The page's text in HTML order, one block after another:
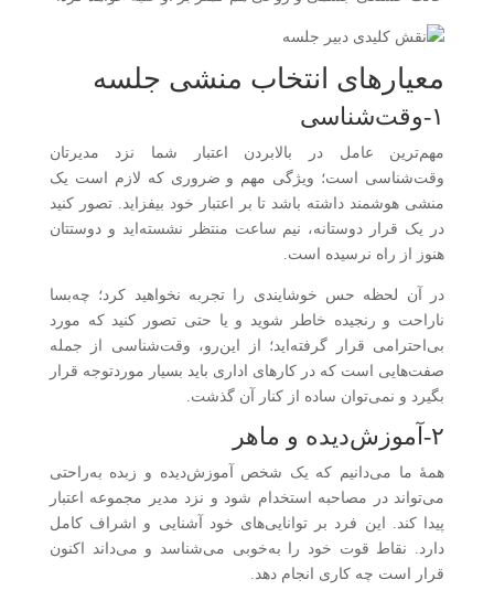
معیارهای انتخاب منشی جلسه
۱-وقت‌شناسی
مهم‌ترین عامل در بالابردن اعتبار شما نزد مدیرتان
وقت‌شناسی است؛ ویژگی مهم و ضروری که لازم است یک
منشی هوشمند داشته باشد تا بر اعتبار خود بیفزاید. تصور کنید
در یک قرار دوستانه، نیم ساعت منتظر نشسته‌اید و دوستتان
هنوز از راه نرسیده است.
در آن لحظه حس خوشایندی را تجربه نخواهید کرد؛ چه‌بسا
ناراحت و رنجیده خاطر شوید و یا حتی تصور کنید که مورد
بی‌احترامی قرار گرفته‌اید؛ از این‌رو، وقت‌شناسی از جمله
صفت‌هایی است که در کارهای اداری باید بسیار موردتوجه قرار
بگیرد و نمی‌توان ساده از کنار آن گذشت.
۲-آموزش‌دیده و ماهر
همهٔ ما می‌دانیم که یک شخص آموزش‌دیده و زبده به‌راحتی
می‌تواند در مصاحبه استخدام شود و نزد مدیر مجموعه اعتبار
پیدا کند. این فرد بر توانایی‌های خود آشنایی و اشراف کامل
دارد. نقاط قوت خود را به‌خوبی می‌شناسد و می‌داند اکنون
قرار است چه کاری انجام دهد.